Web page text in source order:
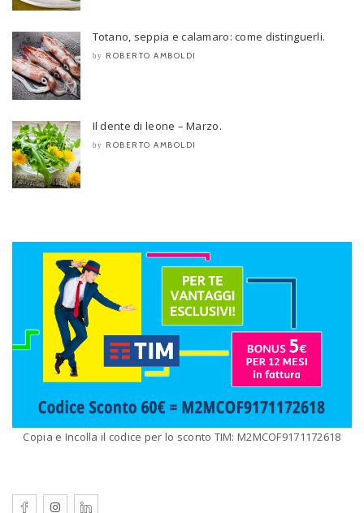
Totano, seppia e calamaro: come distinguerli.
by ROBERTO AMBOLDI
Il dente di leone – Marzo.
by ROBERTO AMBOLDI
Copia e Incolla il codice per lo sconto TIM: M2MCOF9171172618